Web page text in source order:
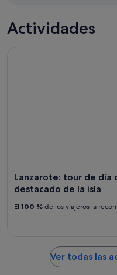
Actividades
Lanzarote: tour de día
destacado de la isla
El 100 % de los viajeros la
Ver todas las